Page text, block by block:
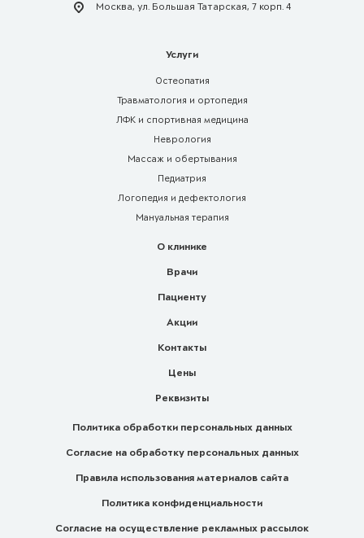
Москва, ул. Большая Татарская, 7 корп. 4
Услуги
Остеопатия
Травматология и ортопедия
ЛФК и спортивная медицина
Неврология
Массаж и обертывания
Педиатрия
Логопедия и дефектология
Мануальная терапия
О клинике
Врачи
Пациенту
Акции
Контакты
Цены
Реквизиты
Политика обработки персональных данных
Согласие на обработку персональных данных
Правила использования материалов сайта
Политика конфиденциальности
Согласие на осуществление рекламных рассылок